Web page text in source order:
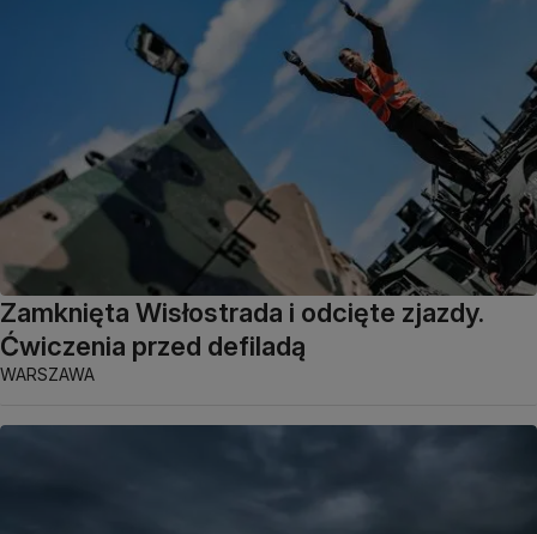
Zamknięta Wisłostrada i odcięte zjazdy.
Ćwiczenia przed defiladą
WARSZAWA